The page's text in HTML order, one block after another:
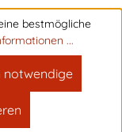
bestmögliche
...
notwendige